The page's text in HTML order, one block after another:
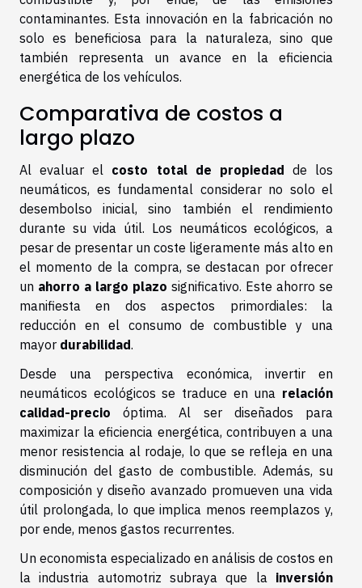
contaminantes. Esta innovación en la fabricación no
solo es beneficiosa para la naturaleza, sino que
también representa un avance en la eficiencia
energética de los vehículos.
Comparativa de costos a
largo plazo
Al evaluar el costo total de propiedad de los
neumáticos, es fundamental considerar no solo el
desembolso inicial, sino también el rendimiento
durante su vida útil. Los neumáticos ecológicos, a
pesar de presentar un coste ligeramente más alto en
el momento de la compra, se destacan por ofrecer
un ahorro a largo plazo significativo. Este ahorro se
manifiesta en dos aspectos primordiales: la
reducción en el consumo de combustible y una
mayor durabilidad.
Desde una perspectiva económica, invertir en
neumáticos ecológicos se traduce en una relación
calidad-precio óptima. Al ser diseñados para
maximizar la eficiencia energética, contribuyen a una
menor resistencia al rodaje, lo que se refleja en una
disminución del gasto de combustible. Además, su
composición y diseño avanzado promueven una vida
útil prolongada, lo que implica menos reemplazos y,
por ende, menos gastos recurrentes.
Un economista especializado en análisis de costos en
la industria automotriz subraya que la inversión